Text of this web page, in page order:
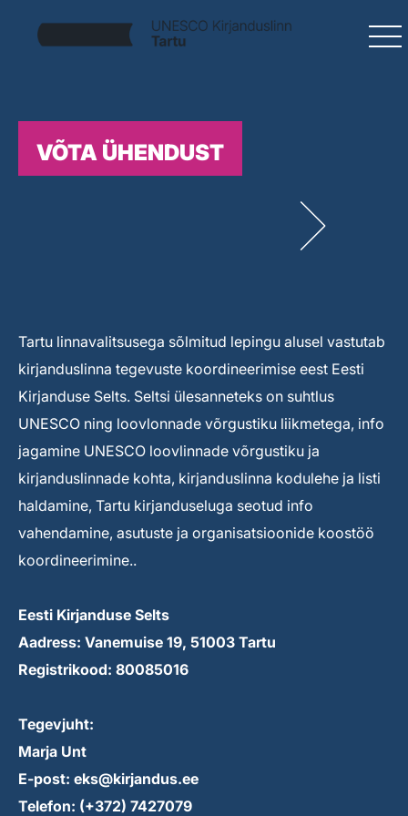
VÕTA ÜHENDUST
Tartu linnavalitsusega sõlmitud lepingu alusel vastutab
kirjanduslinna tegevuste koordineerimise eest Eesti
Kirjanduse Selts. Seltsi ülesanneteks on suhtlus
UNESCO ning loovlonnade võrgustiku liikmetega, info
jagamine UNESCO loovlinnade võrgustiku ja
kirjanduslinnade kohta, kirjanduslinna kodulehe ja listi
haldamine, Tartu kirjanduseluga seotud info
vahendamine, asutuste ja organisatsioonide koostöö
koordineerimine..
Eesti Kirjanduse Selts
Aadress: Vanemuise 19, 51003 Tartu
Registrikood: 80085016
Tegevjuht:
Marja Unt
E-post: eks@kirjandus.ee
Telefon: (+372) 7427079